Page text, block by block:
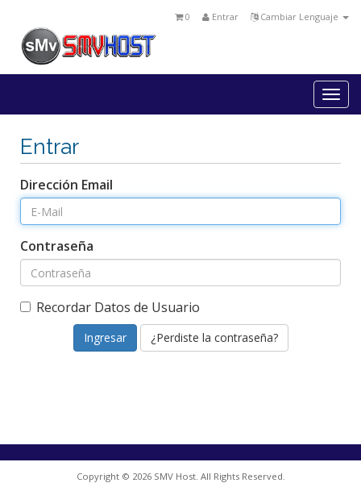
Cambiar Lenguaje
Entrar
0
Entrar
Dirección Email
Contraseña
Recordar Datos de Usuario
¿Perdiste la contraseña?
Copyright © 2026 SMV Host. All Rights Reserved.